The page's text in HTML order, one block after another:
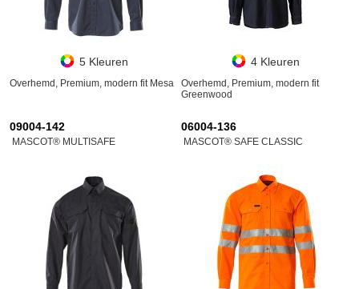
5 Kleuren
Overhemd, Premium, modern fit Mesa
4 Kleuren
Overhemd, Premium, modern fit
Greenwood
09004-142
MASCOT® MULTISAFE
06004-136
MASCOT® SAFE CLASSIC